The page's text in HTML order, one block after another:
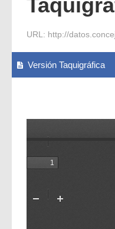
URL: http://datos.concejorosario.gov.ar/dataset/afe9eef0-ac84-42da-
Versión Taquigráfica